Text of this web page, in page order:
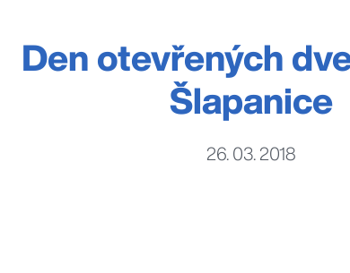
Den otevřených
Šlapanice
26. 03. 2018